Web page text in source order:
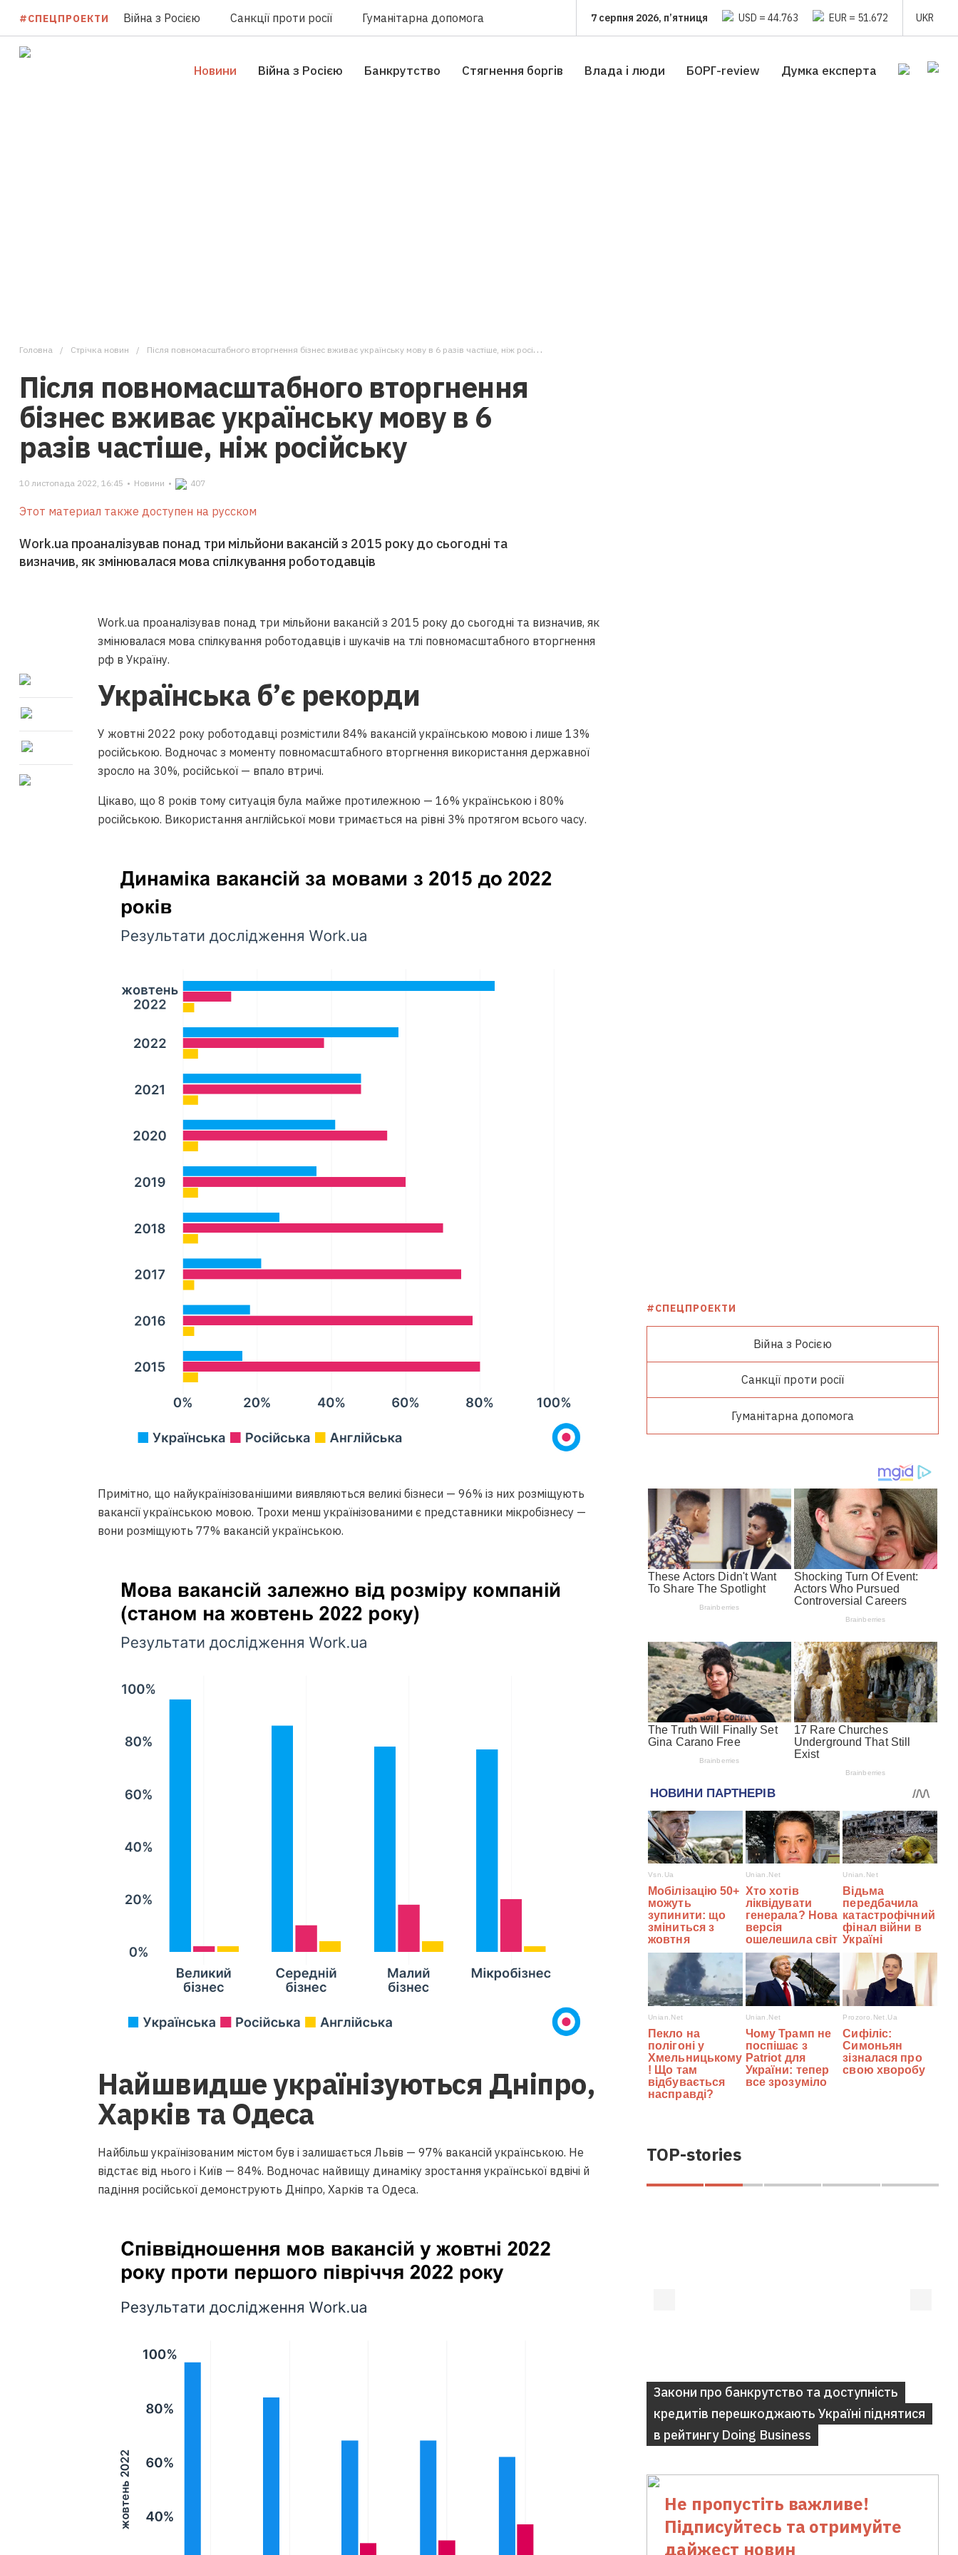
#СПЕЦПРОЕКТИ Війна з Росією Санкції проти росії Гуманітарна допомога 7 серпня 2026, п’ятниця USD = 44.763 EUR = 51.672 UKR
Новини Війна з Росією Банкрутство Стягнення боргiв Влада i люди БОРГ-review Думка експерта
Головна Стрічка новин Після повномасштабного вторгнення бізнес вживає українську мову в 6 разів частіше, ніж російську
Після повномасштабного вторгнення
бізнес вживає українську мову в 6
разів частіше, ніж російську
10 листопада 2022, 16:45 • Новини • 407
Этот материал также доступен на русском
Work.ua проаналізував понад три мільйони вакансій з 2015 року до сьогодні та
визначив, як змінювалася мова спілкування роботодавців
Work.ua проаналізував понад три мільйони вакансій з 2015 року до сьогодні та визначив, як
змінювалася мова спілкування роботодавців і шукачів на тлі повномасштабного вторгнення
рф в Україну.
Українська б’є рекорди
У жовтні 2022 року роботодавці розмістили 84% вакансій українською мовою і лише 13%
російською. Водночас з моменту повномасштабного вторгнення використання державної
зросло на 30%, російської — впало втричі.
Цікаво, що 8 років тому ситуація була майже протилежною — 16% українською і 80%
російською. Використання англійської мови тримається на рівні 3% протягом всього часу.
Примітно, що найукраїнізованішими виявляються великі бізнеси — 96% із них розміщують
вакансії українською мовою. Трохи менш українізованими є представники мікробізнесу —
вони розміщують 77% вакансій українською.
Найшвидше українізуються Дніпро,
Харків та Одеса
Найбільш українізованим містом був і залишається Львів — 97% вакансій українською. Не
відстає від нього і Київ — 84%. Водночас найвищу динаміку зростання української вдвічі й
падіння російської демонструють Дніпро, Харків та Одеса.
#СПЕЦПРОЕКТИ
Війна з Росією
Санкції проти росії
Гуманітарна допомога
TOP-stories
Не пропустіть важливе!
Підписуйтесь та отримуйте
дайжест новин